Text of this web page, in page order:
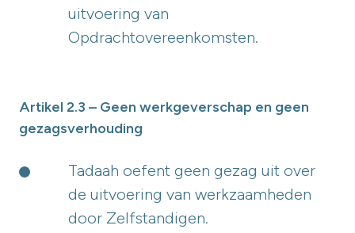
uitvoering van
Opdrachtovereenkomsten.
Artikel 2.3 – Geen werkgeverschap en geen
gezagsverhouding
Tadaah oefent geen gezag uit over
de uitvoering van werkzaamheden
door Zelfstandigen.